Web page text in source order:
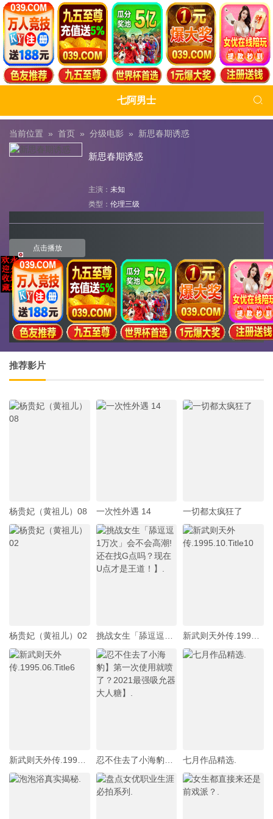
七阿男士 
当前位置 » 首页 » 分级电影 » 新思春期诱惑
新思春期诱惑
主演： 未知
类型： 伦理三级
点击播放
推荐影片
杨贵妃（黄祖儿）08 一次性外遇 14 一切都太疯狂了
杨贵妃（黄祖儿）02
七月作品精选.